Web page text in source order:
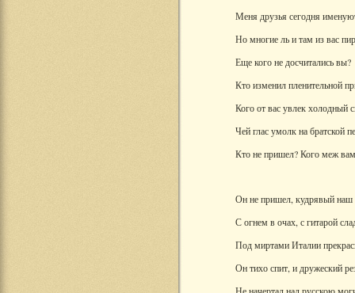
Меня друзья сегодня
Но многие ль и там из вас
Еще кого не досчитались вы?
Кто изменил пленительной
Кого от вас увлек холодный
Чей глас умолк на братской
Кто не пришел? Кого меж
Он не пришел, кудрявый наш
С огнем в очах, с гитарой
Под миртами Италии
Он тихо спит, и дружеский